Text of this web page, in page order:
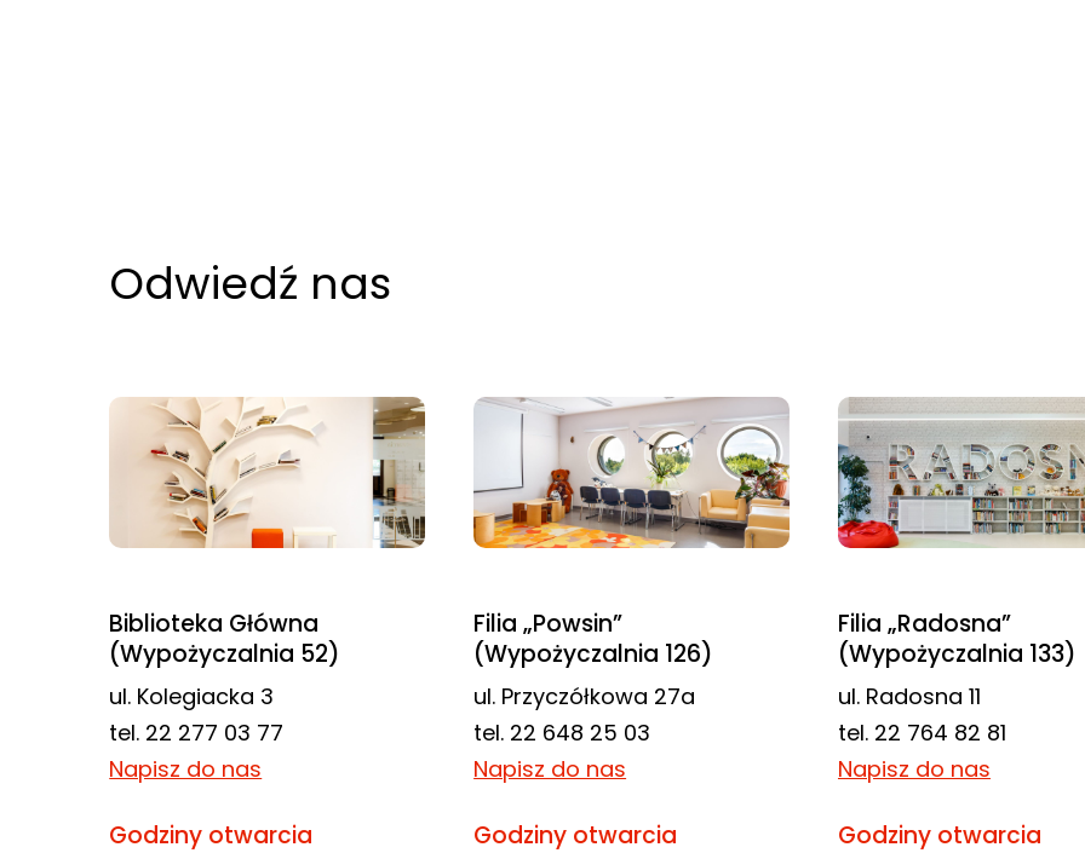
Odwiedź nas
Biblioteka Główna
(Wypożyczalnia 52)
ul. Kolegiacka 3
tel. 22 277 03 77
Napisz do nas
Godziny otwarcia
Filia „Powsin”
(Wypożyczalnia 126)
ul. Przyczółkowa 27a
tel. 22 648 25 03
Napisz do nas
Godziny otwarcia
Filia „Radosna”
(Wypożyczalnia 133)
ul. Radosna 11
tel. 22 764 82 81
Napisz do nas
Godziny otwarcia
Udostępniając
podczas
odwiedzania naszej
strony, zwiększasz